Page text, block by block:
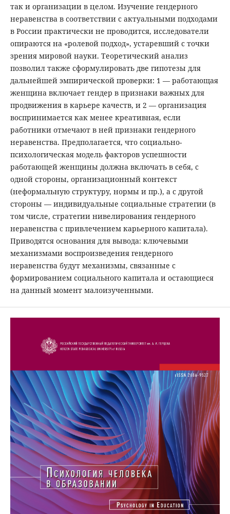
так и организации в целом. Изучение гендерного
неравенства в соответствии с актуальными подходами
в России практически не проводится, исследователи
опираются на «ролевой подход», устаревший с точки
зрения мировой науки. Теоретический анализ
позволил также сформулировать две гипотезы для
дальнейшей эмпирической проверки: 1 — работающая
женщина включает гендер в признаки важных для
продвижения в карьере качеств, и 2 — организация
воспринимается как менее креативная, если
работники отмечают в ней признаки гендерного
неравенства. Предполагается, что социально-
психологическая модель факторов успешности
работающей женщины должна включать в себя, с
одной стороны, организационный контекст
(неформальную структуру, нормы и пр.), а с другой
стороны — индивидуальные социальные стратегии (в
том числе, стратегии нивелирования гендерного
неравенства с привлечением карьерного капитала).
Приводятся основания для вывода: ключевыми
механизмами воспроизведения гендерного
неравенства будут механизмы, связанные с
формированием социального капитала и остающиеся
на данный момент малоизученными.